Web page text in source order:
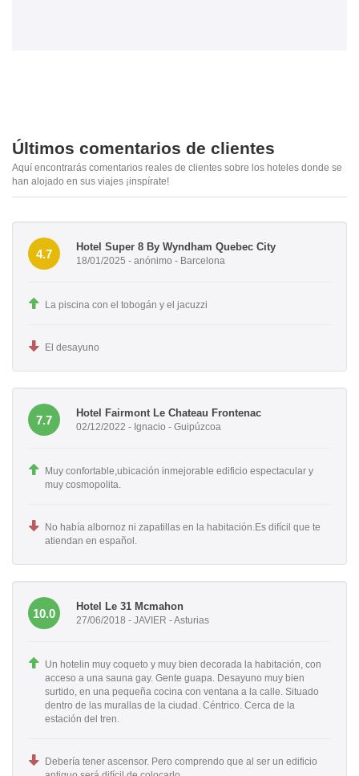
Últimos comentarios de clientes
Aquí encontrarás comentarios reales de clientes sobre los hoteles donde se
han alojado en sus viajes ¡inspírate!
4.7
Hotel Super 8 By Wyndham Quebec City
18/01/2025 - anónimo - Barcelona
La piscina con el tobogán y el jacuzzi
El desayuno
7.7
Hotel Fairmont Le Chateau Frontenac
02/12/2022 - Ignacio - Guipúzcoa
Muy confortable,ubicación inmejorable edificio espectacular y
muy cosmopolita.
No había albornoz ni zapatillas en la habitación.Es difícil que te
atiendan en español.
10.0
Hotel Le 31 Mcmahon
27/06/2018 - JAVIER - Asturias
Un hotelin muy coqueto y muy bien decorada la habitación, con
acceso a una sauna gay. Gente guapa. Desayuno muy bien
surtido, en una pequeña cocina con ventana a la calle. Situado
dentro de las murallas de la ciudad. Céntrico. Cerca de la
estación del tren.
Debería tener ascensor. Pero comprendo que al ser un edificio